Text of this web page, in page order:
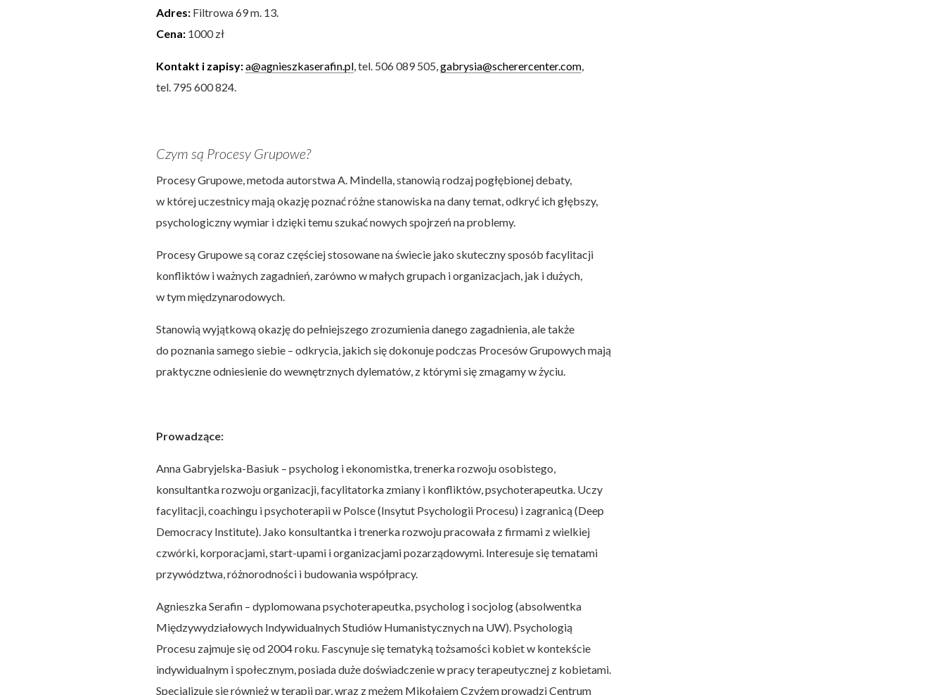
Adres: Filtrowa 69 m. 13.
Cena: 1000 zł
Kontakt i zapisy:a@agnieszkaserafin.pl, tel. 506 089 505,gabrysia@scherercenter.com,
tel. 795 600 824.
Czym są Procesy Grupowe?
Procesy Grupowe, metoda autorstwa A. Mindella, stanowią rodzaj pogłębionej debaty,
w której uczestnicy mają okazję poznać różne stanowiska na dany temat, odkryć ich głębszy,
psychologiczny wymiar i dzięki temu szukać nowych spojrzeń na problemy.
Procesy Grupowe są coraz częściej stosowane na świecie jako skuteczny sposób facylitacji
konfliktów i ważnych zagadnień, zarówno w małych grupach i organizacjach, jak i dużych,
w tym międzynarodowych.
Stanowią wyjątkową okazję do pełniejszego zrozumienia danego zagadnienia, ale także
do poznania samego siebie – odkrycia, jakich się dokonuje podczas Procesów Grupowych mają
praktyczne odniesienie do wewnętrznych dylematów, z którymi się zmagamy w życiu.
Prowadzące:
Anna Gabryjelska-Basiuk – psycholog i ekonomistka, trenerka rozwoju osobistego,
konsultantka rozwoju organizacji, facylitatorka zmiany i konfliktów, psychoterapeutka. Uczy
facylitacji, coachingu i psychoterapii w Polsce (Insytut Psychologii Procesu) i zagranicą (Deep
Democracy Institute). Jako konsultantka i trenerka rozwoju pracowała z firmami z wielkiej
czwórki, korporacjami, start-upami i organizacjami pozarządowymi. Interesuje się tematami
przywództwa, różnorodności i budowania współpracy.
Agnieszka Serafin – dyplomowana psychoterapeutka, psycholog i socjolog (absolwentka
Międzywydziałowych Indywidualnych Studiów Humanistycznych na UW). Psychologią
Procesu zajmuje się od 2004 roku. Fascynuje się tematyką tożsamości kobiet w kontekście
indywidualnym i społecznym, posiada duże doświadczenie w pracy terapeutycznej z kobietami.
Specjalizuje się również w terapii par, wraz z mężem Mikołajem Czyżem prowadzi Centrum